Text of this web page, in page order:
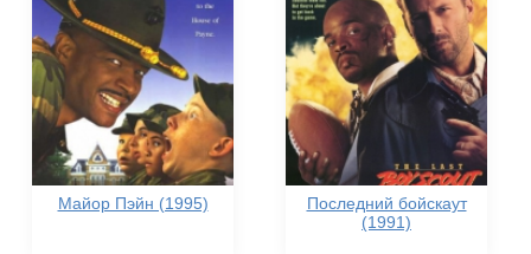
Майор Пэйн (1995)
Последний бойскаут
(1991)